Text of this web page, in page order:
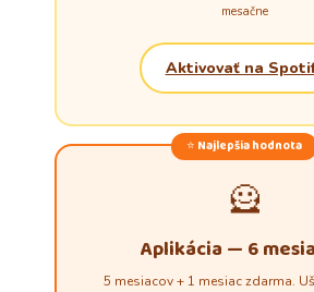
mesačne
Aktivovať na
⭐ Najlepšia hodnota
🦸
Aplikácia — 6
5 mesiacov + 1 mesiac zdarma.